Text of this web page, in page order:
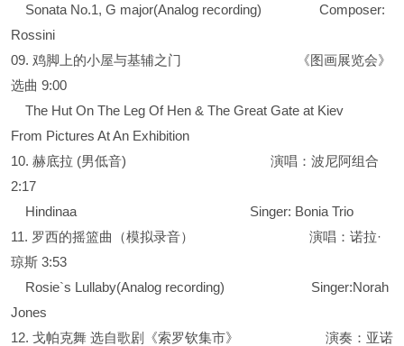
Sonata No.1, G major(Analog recording) Composer:
Rossini
09. 鸡脚上的小屋与基辅之门 《图画展览会》
选曲 9:00
The Hut On The Leg Of Hen & The Great Gate at Kiev
From Pictures At An Exhibition
10. 赫底拉 (男低音) 演唱：波尼阿组合
2:17
Hindinaa Singer: Bonia Trio
11. 罗西的摇篮曲（模拟录音） 演唱：诺拉·
琼斯 3:53
Rosie`s Lullaby(Analog recording) Singer:Norah
Jones
12. 戈帕克舞 选自歌剧《索罗钦集市》 演奏：亚诺